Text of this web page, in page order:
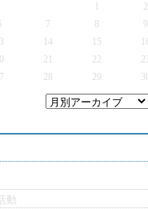
2
7 9
13 14 15
21 22 23
28 29 30
動